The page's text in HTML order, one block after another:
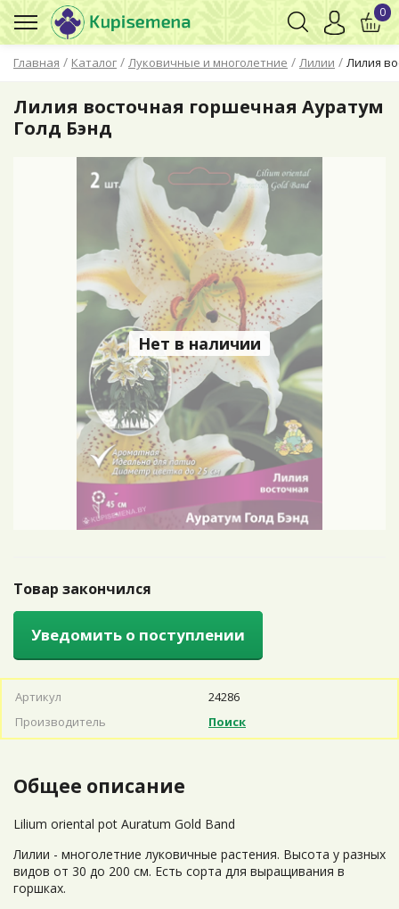
Главная / Каталог / Луковичные и многолетние / Лилии / Лилия
0
Лилия восточная горшечная Ауратум
Голд Бэнд
Нет в наличии
Товар закончился
Уведомить о поступлении
Артикул
24286
Производитель
Поиск
Общее описание
Lilium oriental pot Auratum Gold Band
Лилии - многолетние луковичные растения. Высота у разных
видов от 30 до 200 см. Есть сорта для выращивания в
горшках.